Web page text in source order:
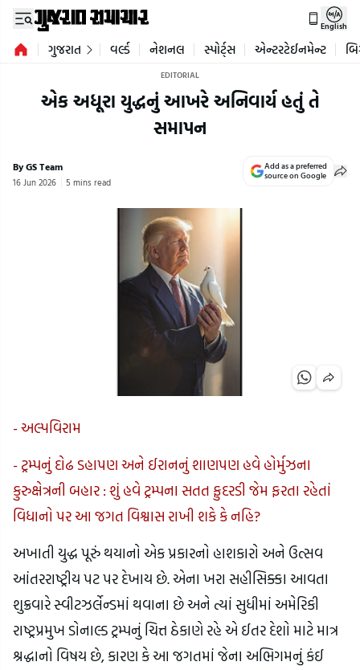
English
ગુજરાત વર્લ્ડ નેશનલ સ્પોર્ટ્સ એન્ટરટેઈનમેન્ટ
EDITORIAL
એક અધૂરા યુદ્ધનું આખરે અનિવાર્ય હતું તે
સમાપન
By GS Team
16 Jun 2026 5 mins read
Add as a preferred
source on Google
- અલ્પવિરામ
- ટ્રમ્પનું દોઢ ડહાપણ અને ઈરાનનું શાણપણ હવે હોર્મુઝના
કુરુક્ષેત્રની બહાર : શું હવે ટ્રમ્પના સતત ફુદરડી જેમ ફરતા રહેતાં
વિધાનો પર આ જગત વિશ્વાસ રાખી શકે કે નહિ?
અખાતી યુદ્ધ પૂરું થયાનો એક પ્રકારનો હાશકારો અને ઉત્સવ
આંતરરાષ્ટ્રીય પટ પર દેખાય છે. એના ખરા સહીસિક્કા આવતા
શુક્રવારે સ્વીટઝર્લેન્ડમાં થવાના છે અને ત્યાં સુધીમાં અમેરિકી
રાષ્ટ્રપ્રમુખ ડોનાલ્ડ ટ્રમ્પનું ચિત્ત ઠેકાણે રહે એ ઈતર દેશો માટે માત્ર
શ્રદ્ધાનો વિષય છે, કારણ કે આ જગતમાં જેના અભિગમનું કંઈ